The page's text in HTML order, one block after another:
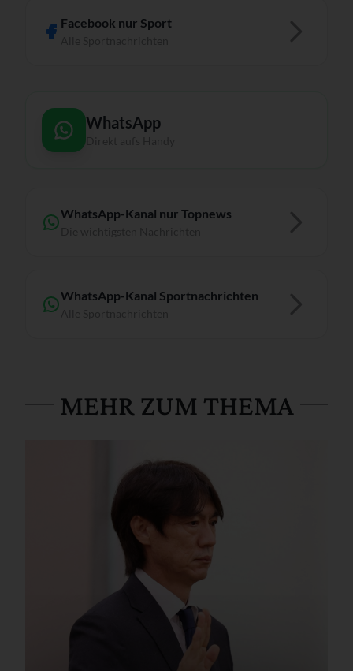
Facebook nur Sport
WhatsApp
WhatsApp-Kanal nur Topnews
WhatsApp-Kanal Sportnachrichten
MEHR ZUM THEMA